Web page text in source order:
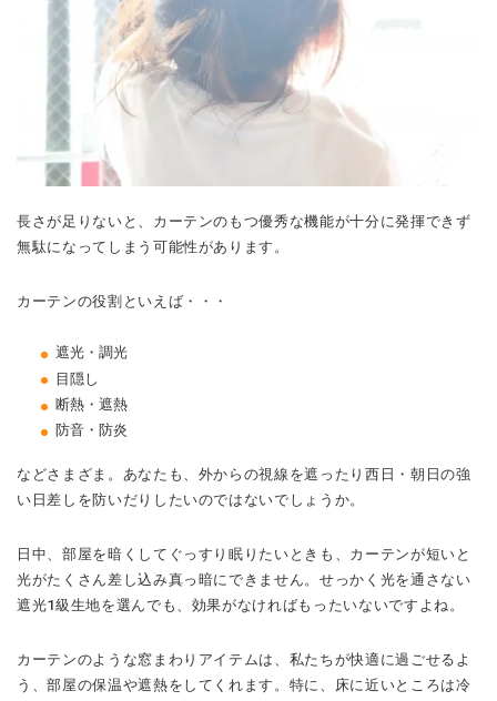
長さが足りないと、カーテンのもつ優秀な機能が十分に発揮できず
無駄になってしまう可能性があります。
カーテンの役割といえば・・・
遮光・調光
目隠し
断熱・遮熱
防音・防炎
などさまざま。あなたも、外からの視線を遮ったり西日・朝日の強
い日差しを防いだりしたいのではないでしょうか。
日中、部屋を暗くしてぐっすり眠りたいときも、カーテンが短いと
光がたくさん差し込み真っ暗にできません。せっかく光を通さない
遮光1級生地を選んでも、効果がなければもったいないですよね。
カーテンのような窓まわりアイテムは、私たちが快適に過ごせるよ
う、部屋の保温や遮熱をしてくれます。特に、床に近いところは冷